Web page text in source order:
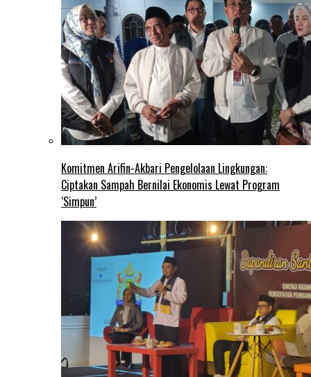
Komitmen Arifin-Akbari Pengelolaan Lingkungan:
Ciptakan Sampah Bernilai Ekonomis Lewat Program
‘Simpun’